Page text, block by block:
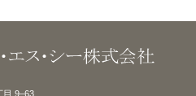
目 9–63